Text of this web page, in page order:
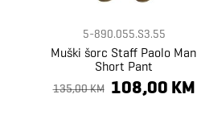
5-890.055.S3.55
Muški šorc Staff Paolo Man
Short Pant
135,00 KM 108,00 KM